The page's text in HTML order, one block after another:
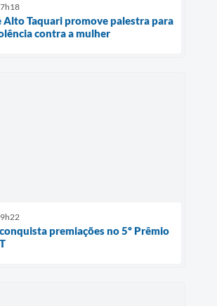
Alto Taquari promove palestra para
contra a mulher
premiações no 5º Prêmio